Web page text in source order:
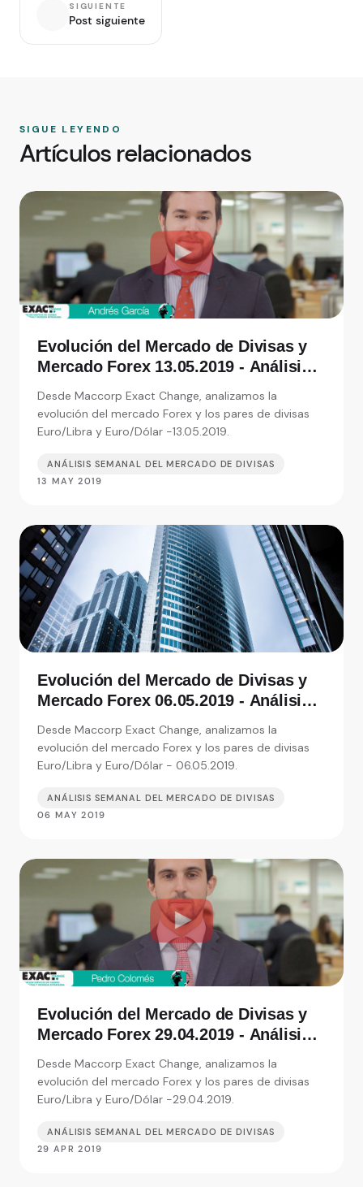
SIGUIENTE
Post siguiente
SIGUE LEYENDO
Artículos relacionados
Evolución del Mercado de Divisas y
Mercado Forex 13.05.2019 - Análisis
de moneda
Desde Maccorp Exact Change, analizamos la
evolución del mercado Forex y los pares de divisas
Euro/Libra y Euro/Dólar -13.05.2019.
ANÁLISIS SEMANAL DEL MERCADO DE DIVISAS
13 MAY 2019
Evolución del Mercado de Divisas y
Mercado Forex 06.05.2019 - Análisis
de moneda
Desde Maccorp Exact Change, analizamos la
evolución del mercado Forex y los pares de divisas
Euro/Libra y Euro/Dólar - 06.05.2019.
ANÁLISIS SEMANAL DEL MERCADO DE DIVISAS
06 MAY 2019
Evolución del Mercado de Divisas y
Mercado Forex 29.04.2019 - Análisis
de moneda
Desde Maccorp Exact Change, analizamos la
evolución del mercado Forex y los pares de divisas
Euro/Libra y Euro/Dólar -29.04.2019.
ANÁLISIS SEMANAL DEL MERCADO DE DIVISAS
29 APR 2019